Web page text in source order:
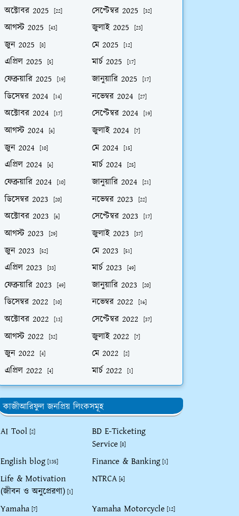
অক্টোবর 2025 [22] সেপ্টেম্বর 2025 [32]
আগস্ট 2025 [43] জুলাই 2025 [23]
জুন 2025 [8] মে 2025 [12]
এপ্রিল 2025 [5] মার্চ 2025 [17]
ফেব্রুয়ারি 2025 [19] জানুয়ারি 2025 [17]
ডিসেম্বর 2024 [14] নভেম্বর 2024 [27]
অক্টোবর 2024 [17] সেপ্টেম্বর 2024 [19]
আগস্ট 2024 [6] জুলাই 2024 [7]
জুন 2024 [10] মে 2024 [15]
এপ্রিল 2024 [6] মার্চ 2024 [25]
ফেব্রুয়ারি 2024 [10] জানুয়ারি 2024 [21]
ডিসেম্বর 2023 [20] নভেম্বর 2023 [22]
অক্টোবর 2023 [6] সেপ্টেম্বর 2023 [17]
আগস্ট 2023 [29] জুলাই 2023 [37]
জুন 2023 [52] মে 2023 [51]
এপ্রিল 2023 [33] মার্চ 2023 [49]
ফেব্রুয়ারি 2023 [49] জানুয়ারি 2023 [20]
ডিসেম্বর 2022 [10] নভেম্বর 2022 [16]
অক্টোবর 2022 [13] সেপ্টেম্বর 2022 [37]
আগস্ট 2022 [32] জুলাই 2022 [7]
জুন 2022 [4] মে 2022 [2]
এপ্রিল 2022 [4] মার্চ 2022 [1]
কাজীআরিফুল জনপ্রিয় লিংকসমূহ
AI Tool [2]
BD E-Ticketing
Service [8]
English blog [135] Finance & Banking [1]
Life & Motivation
(জীবন ও অনুপ্রেরণা) [1]
NTRCA [6]
Yamaha [7] Yamaha Motorcycle [12]